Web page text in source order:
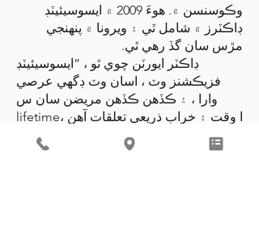
وڪوسنسن ۾. هوءَ 2009 ۾ ايسوسيئيٽڊ
ڊاڪٽرز ۾ شامل ٿي ۽ ويرونا ۾ پنهنجي
مڙس سان گڏ رهي ٿي.
ڊاڪٽر ايورٽن چوي ٿو ، ”ايسوسيئيٽڊ
فزيڪشنز وٽ ، اسان وٽ ڊگھي عرصي
وارا ، ۽ ڪڏهن ڪڏهن مريضن سان س
lifetimeا وقت ۽ خراب ذريعي تعلقات آهن ،
۽ اهو منهنجي لاءِ تمام ضروري آهي. "اها
هڪ تمام روايتي ۽ بهتر طبي شراڪت